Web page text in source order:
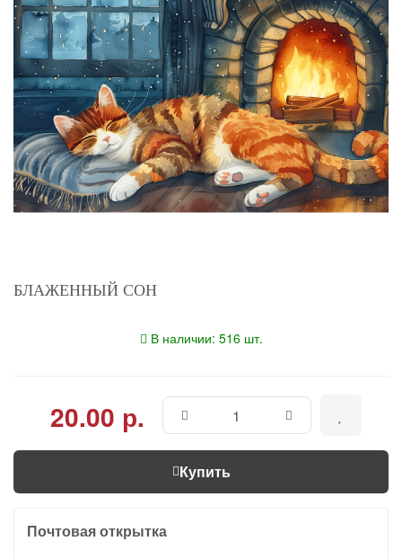
БЛАЖЕННЫЙ СОН
В наличии: 516 шт.
20.00 р.
Купить
Почтовая открытка